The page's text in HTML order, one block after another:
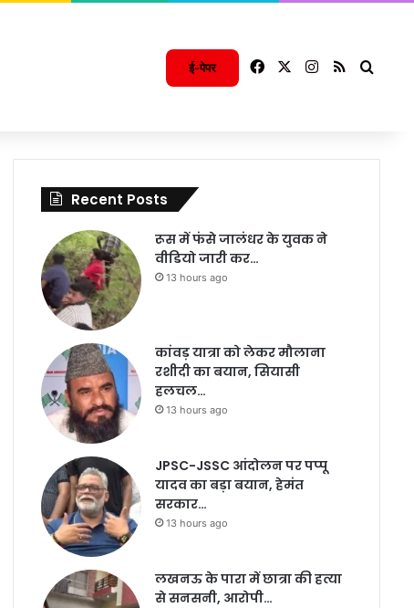
ई-पेपर FacebookInstagram
RSS
Recent Posts
रूस में फंसे जालंधर के युवक ने
वीडियो जारी कर…
13 hours ago
कांवड़ यात्रा को लेकर मौलाना
रशीदी का बयान, सियासी
हलचल…
13 hours ago
JPSC-JSSC आंदोलन पर पप्पू
यादव का बड़ा बयान, हेमंत
सरकार…
13 hours ago
लखनऊ के पारा में छात्रा की हत्या
से सनसनी, आरोपी…